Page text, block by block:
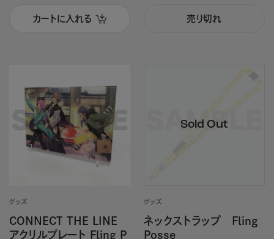
カートに入れる 売り切れ
グッズ
CONNECT THE LINE
アクリルプレート Fling P
グッズ
ネックストラップ Fling
Posse